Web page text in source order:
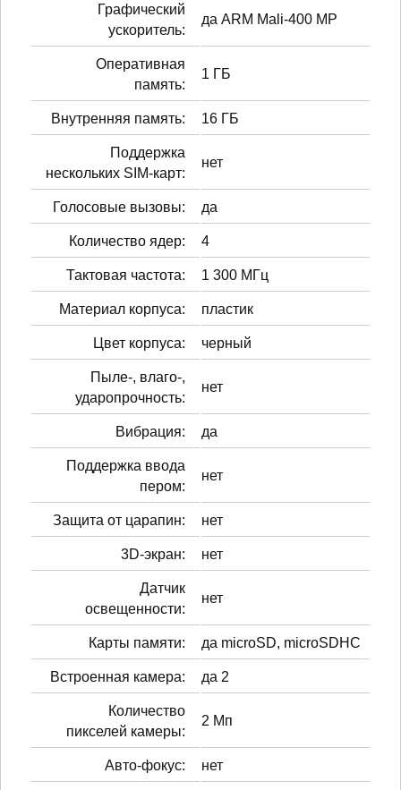
Графический
ускоритель:
да ARM Mali-400 MP
Оперативная
память:
1 ГБ
Внутренняя память: 16 ГБ
Поддержка
нескольких SIM-карт:
нет
Голосовые вызовы: да
Количество ядер: 4
Тактовая частота: 1 300 МГц
Материал корпуса: пластик
Цвет корпуса: черный
Пыле-, влаго-,
ударопрочность:
нет
Вибрация: да
Поддержка ввода
пером:
нет
Защита от царапин: нет
3D-экран: нет
Датчик
освещенности:
нет
Карты памяти: да microSD, microSDHC
Встроенная камера: да 2
Количество
пикселей камеры:
2 Мп
Авто-фокус: нет